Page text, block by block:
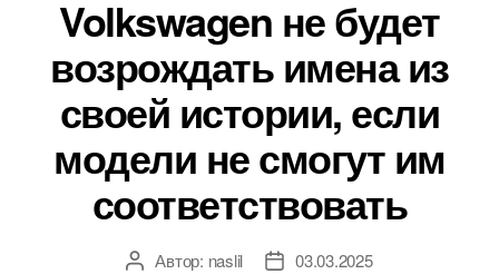
Volkswagen не будет
возрождать имена из
своей истории, если
модели не смогут им
соответствовать
АвторАвтор: naslil
Дата03.03.2025